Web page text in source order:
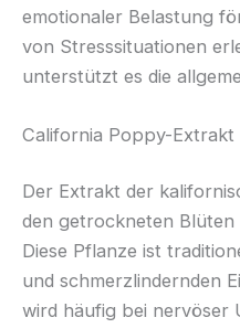
emotionaler Belastung
von Stresssituationen
unterstützt es die
California Poppy-Extrakt
Der Extrakt der
den getrockneten
Diese Pflanze ist
und schmerzlindernden
wird häufig bei nervöser